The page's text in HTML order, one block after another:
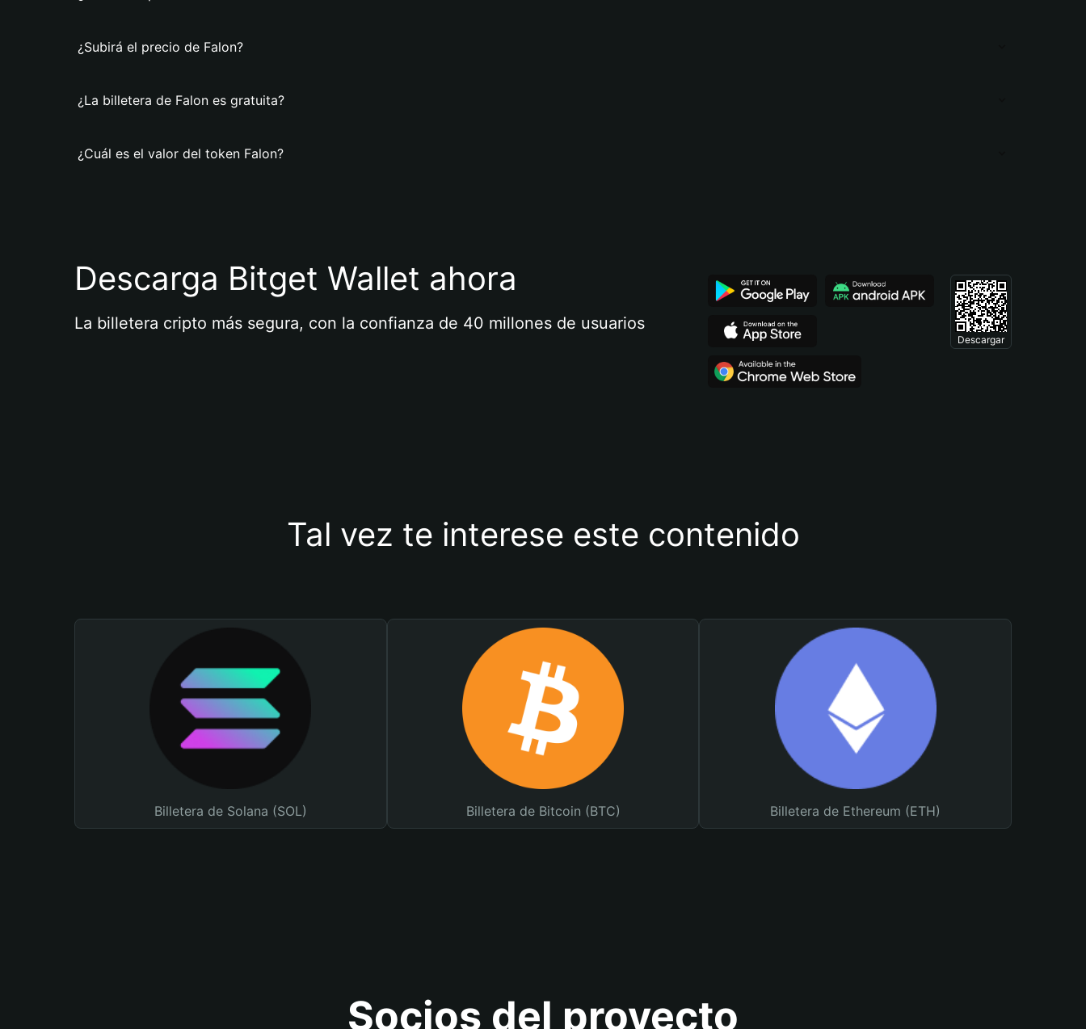
¿Subirá el precio de Falon?
¿La billetera de Falon es gratuita?
¿Cuál es el valor del token Falon?
Descarga Bitget Wallet ahora
La billetera cripto más segura, con la confianza de 40 millones de usuarios
Descargar
Tal vez te interese este contenido
Billetera de Solana (SOL) Billetera de Bitcoin (BTC) Billetera de Ethereum (ETH)
Socios del proyecto